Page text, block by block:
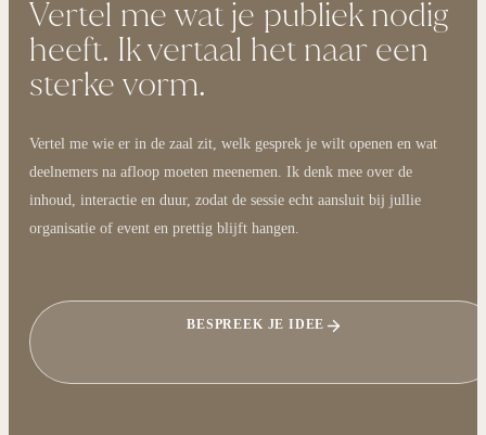
Vertel me wat je publiek nodig
heeft. Ik vertaal het naar een
sterke vorm.
Vertel me wie er in de zaal zit, welk gesprek je wilt openen en wat
deelnemers na afloop moeten meenemen. Ik denk mee over de
inhoud, interactie en duur, zodat de sessie echt aansluit bij jullie
organisatie of event en prettig blijft hangen.
BESPREEK JE IDEE